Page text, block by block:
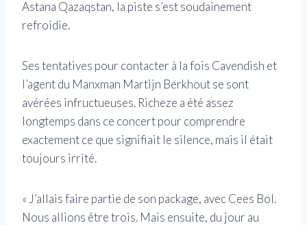
Astana Qazaqstan, la piste s’est soudainement
refroidie.
Ses tentatives pour contacter à la fois Cavendish et
l’agent du Manxman Martijn Berkhout se sont
avérées infructueuses. Richeze a été assez
longtemps dans ce concert pour comprendre
exactement ce que signifiait le silence, mais il était
toujours irrité.
« J’allais faire partie de son package, avec Cees Bol.
Nous allions être trois. Mais ensuite, du jour au